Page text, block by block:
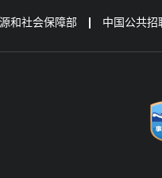
和社会保障部 中国公共招